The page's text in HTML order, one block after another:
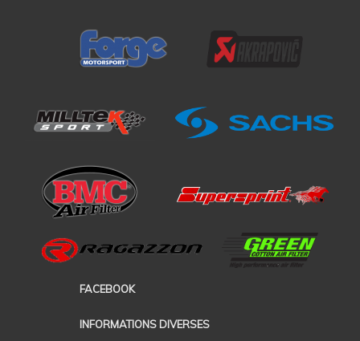
FACEBOOK
INFORMATIONS DIVERSES